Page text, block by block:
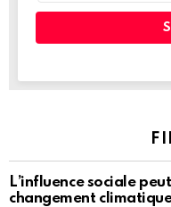
L’influence sociale
changement